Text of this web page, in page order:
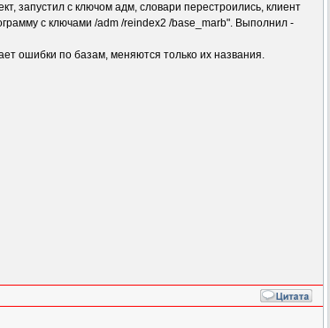
запустил с ключом адм, словари перестроились, клиент
с ключами /adm /reindex2 /base_marb". Выполнил -
ошибки по базам, меняются только их названия.